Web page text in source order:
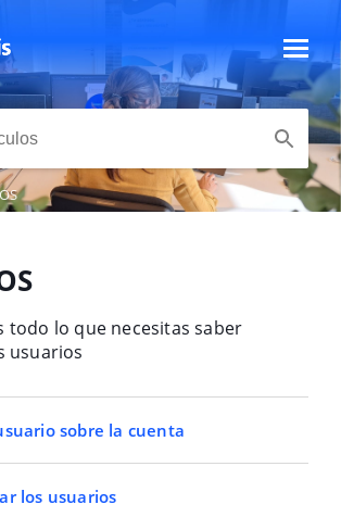
todo lo que necesitas saber
usuarios
sobre la cuenta
los usuarios